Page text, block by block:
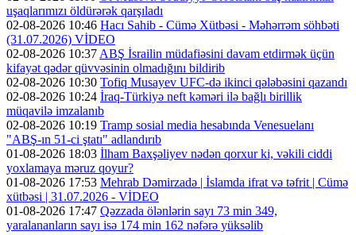
uşaqlarımızı öldürərək qarşıladı
02-08-2026 10:46 Hacı Sahib - Cümə Xütbəsi - Məhərrəm söhbəti
(31.07.2026) VİDEO
02-08-2026 10:37ABŞ İsrailin müdafiəsini davam etdirmək üçün
kifayət qədər qüvvəsinin olmadığını bildirib
02-08-2026 10:30 Tofiq Musayev UFC-də ikinci qələbəsini qazandı
02-08-2026 10:24 İraq-Türkiyə neft kəməri ilə bağlı birillik
müqavilə imzalanıb
02-08-2026 10:19 Tramp sosial media hesabında Venesuelanı
"ABŞ-ın 51-ci ştatı" adlandırıb
01-08-2026 18:03 İlham Baxşəliyev nədən qorxur ki, vəkili ciddi
yoxlamaya məruz qoyur?
01-08-2026 17:53 Mehrab Dəmirzadə | İslamda ifrat və təfrit | Cümə
xütbəsi | 31.07.2026 - VİDEO
01-08-2026 17:47 Qəzzada ölənlərin sayı 73 min 349,
yaralananların sayı isə 174 min 162 nəfərə yüksəlib